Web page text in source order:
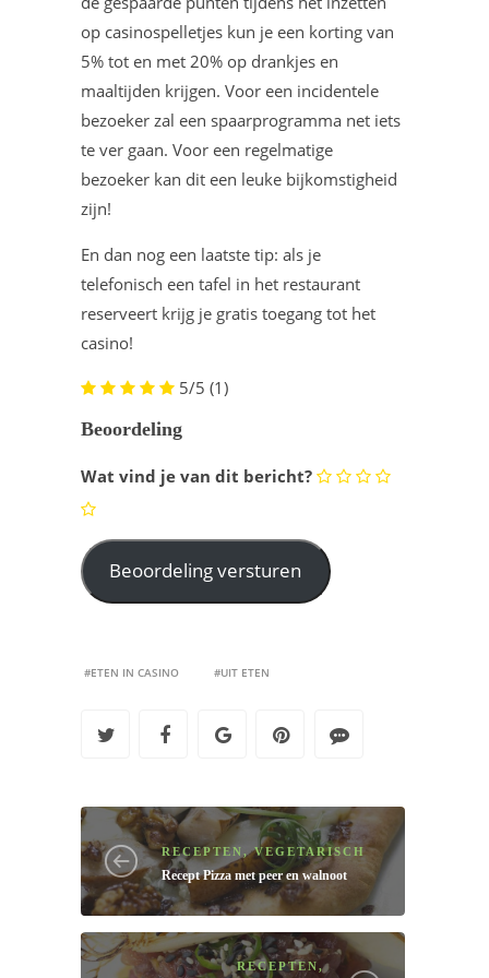
op casinospelletjes kun je een korting van
5% tot en met 20% op drankjes en
maaltijden krijgen. Voor een incidentele
bezoeker zal een spaarprogramma net iets
te ver gaan. Voor een regelmatige
bezoeker kan dit een leuke bijkomstigheid
zijn!
En dan nog een laatste tip: als je
telefonisch een tafel in het restaurant
reserveert krijg je gratis toegang tot het
casino!
5/5 (1)
Beoordeling
Wat vind je van dit bericht?
#ETEN IN CASINO #UIT ETEN
RECEPTEN,VEGETARISCH
ReceptPizza met peer en walnoot
RECEPTEN,